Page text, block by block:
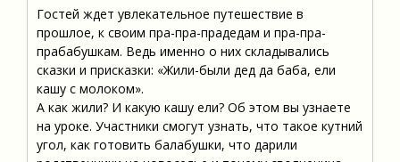
Гостей ждет увлекательное путешествие в
прошлое, к своим пра-пра-прадедам и пра-пра-
прабабушкам. Ведь именно о них складывались
сказки и присказки: «Жили-были дед да баба, ели
кашу с молоком».
А как жили? И какую кашу ели? Об этом вы узнаете
на уроке. Участники смогут узнать, что такое кутний
угол, как готовить балабушки, что дарили